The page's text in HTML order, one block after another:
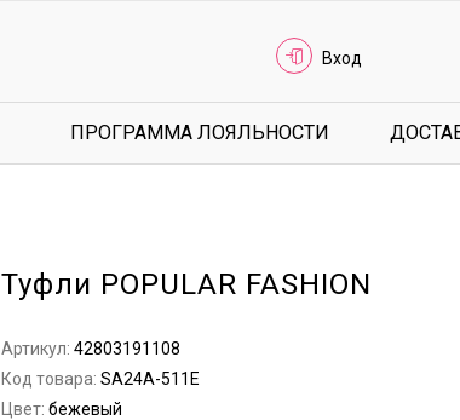
Вход
ПРОГРАММА ЛОЯЛЬНОСТИ
Туфли POPULAR FASHION
Артикул:42803191108
Код товара:SA24A-511E
Цвет:бежевый